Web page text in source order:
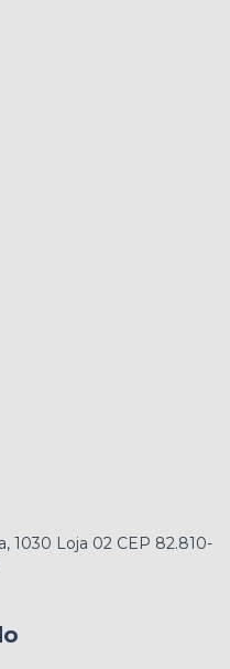
1030 Loja 02 CEP 82.810-